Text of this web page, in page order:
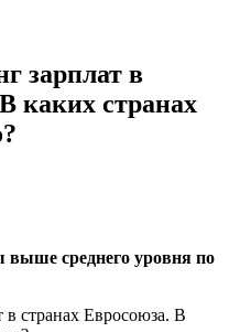
зарплат в
каких странах
выше среднего уровня по